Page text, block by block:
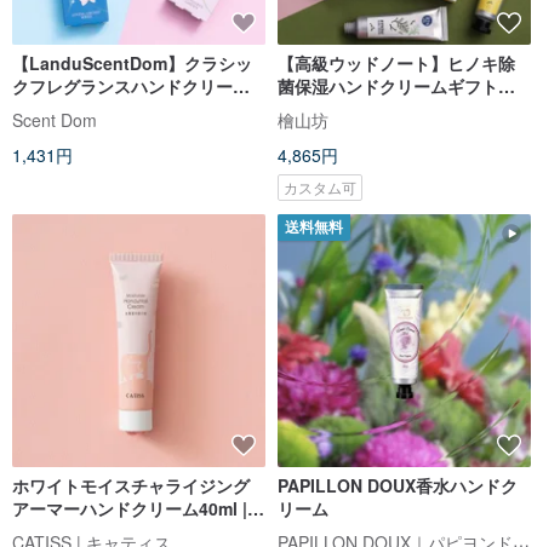
【LanduScentDom】クラシッ
クフレグランスハンドクリーム
30g│ブランドダイレクト
Scent Dom
1,431円
【高級ウッドノート】ヒノキ除
菌保湿ハンドクリームギフトボ
ックス - 香りと潤いで両手をケ
ア、カード付き
檜山坊
4,865円
カスタム可
ホワイトモイスチャライジング
アーマーハンドクリーム40ml |お
正月プレゼント
CATISS | キャティス
送料無料
PAPILLON DOUX香水ハンドク
リーム
PAPILLON DOUX｜パピヨンドゥー